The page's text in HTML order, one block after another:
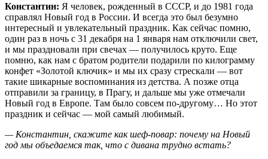
Константин: Я человек, рожденный в СССР, и до 1981 года
справлял Новый год в России. И всегда это был безумно
интересный и увлекательный праздник. Как сейчас помню,
один раз в ночь с 31 декабря на 1 января нам отключили свет,
и мы праздновали при свечах — получилось круто. Еще
помню, как нам с братом родители подарили по килограмму
конфет «Золотой ключик» и мы их сразу стрескали — вот
такие шикарные воспоминания из детства. А позже отца
отправили за границу, в Прагу, и дальше мы уже отмечали
Новый год в Европе. Там было совсем по-другому… Но этот
праздник и сейчас — мой самый ­любимый.
— Константин, скажите как шеф-повар: почему на Новый
год мы объедаемся так, что с дивана трудно встать?